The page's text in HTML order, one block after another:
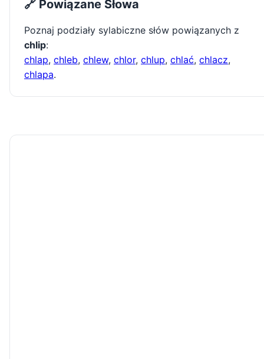
🔗 Powiązane Słowa
Poznaj podziały sylabiczne słów powiązanych z
chlip:
chlap, chleb, chlew, chlor, chlup, chlać, chlacz,
chlapa.